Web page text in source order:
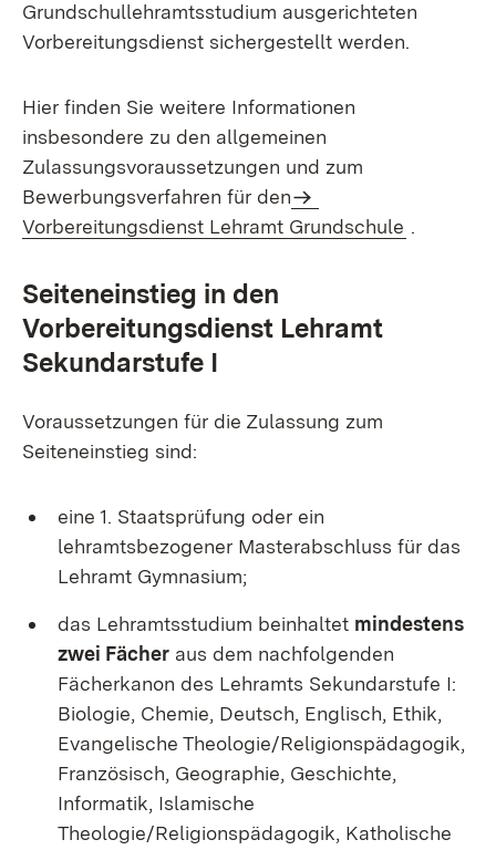
Grundschullehramtsstudium ausgerichteten
Vorbereitungsdienst sichergestellt werden.
Hier finden Sie weitere Informationen
insbesondere zu den allgemeinen
Zulassungsvoraussetzungen und zum
Bewerbungsverfahren für den
Vorbereitungsdienst Lehramt Grundschule .
Seiteneinstieg in den
Vorbereitungsdienst Lehramt
Sekundarstufe I
Voraussetzungen für die Zulassung zum
Seiteneinstieg sind:
eine 1. Staatsprüfung oder ein
lehramtsbezogener Masterabschluss für das
Lehramt Gymnasium;
das Lehramtsstudium beinhaltet mindestens
zwei Fächer aus dem nachfolgenden
Fächerkanon des Lehramts Sekundarstufe I:
Biologie, Chemie, Deutsch, Englisch, Ethik,
Evangelische Theologie/Religionspädagogik,
Französisch, Geographie, Geschichte,
Informatik, Islamische
Theologie/Religionspädagogik, Katholische